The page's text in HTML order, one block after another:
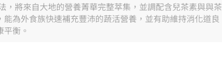
，將來自大地的營養菁華完整萃集，並調配含兒茶素與與茶
為外食族快速補充豐沛的蔬活營養，並有助維持消化道良
衡。